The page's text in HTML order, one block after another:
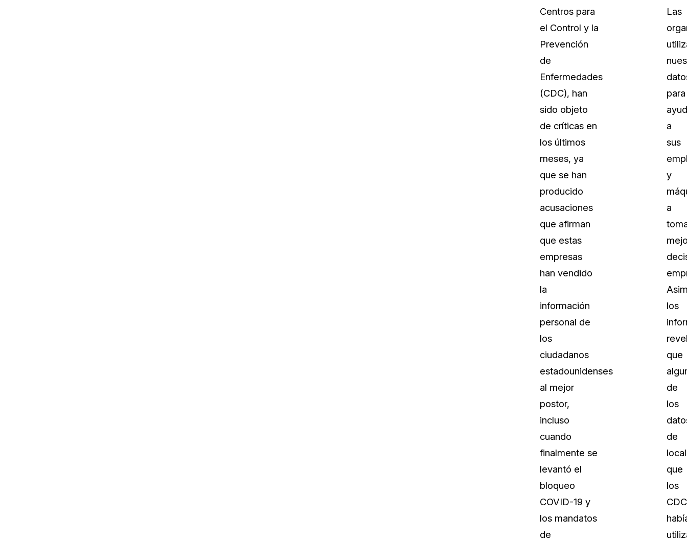
Centros para
el Control y la
Prevención
de
Enfermedades
(CDC), han
sido objeto
de críticas en
los últimos
meses, ya
que se han
producido
acusaciones
que afirman
que estas
empresas
han vendido
la
información
personal de
los
ciudadanos
estadounidenses
al mejor
postor,
incluso
cuando
finalmente se
levantó el
bloqueo
COVID-19 y
los mandatos
de
Las
para
a
sus
y
a
los
que
de
los
de
que
los
CDC